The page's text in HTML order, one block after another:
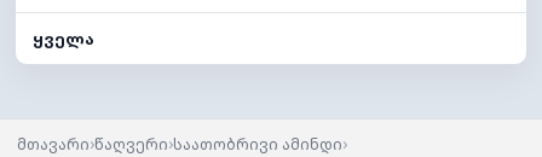
ყველა
მთავარი›წაღვერი›საათობრივი ამინდი›